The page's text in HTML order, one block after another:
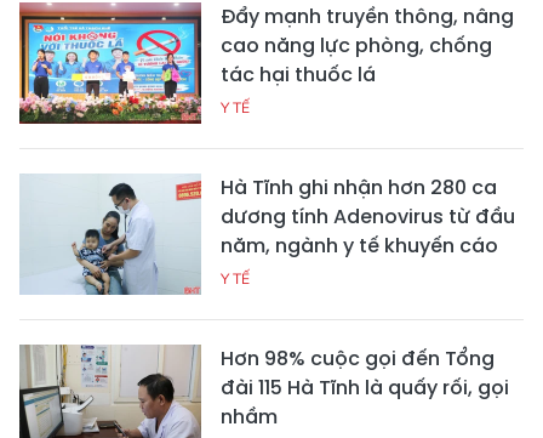
Đẩy mạnh truyền thông, nâng
cao năng lực phòng, chống
tác hại thuốc lá
Y TẾ
Hà Tĩnh ghi nhận hơn 280 ca
dương tính Adenovirus từ đầu
năm, ngành y tế khuyến cáo
Y TẾ
Hơn 98% cuộc gọi đến Tổng
đài 115 Hà Tĩnh là quấy rối, gọi
nhầm